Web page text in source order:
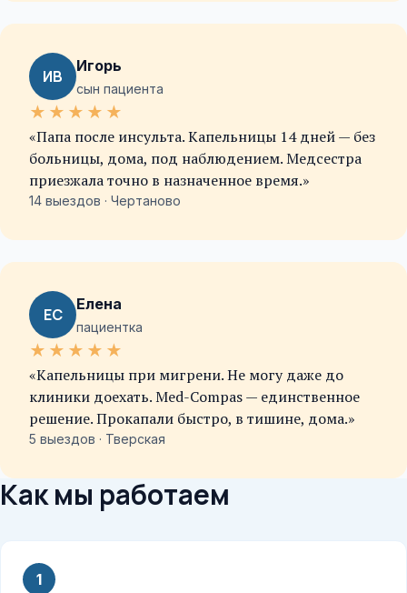
ИВ
Игорь
сын пациента
★ ★ ★ ★ ★
«Папа после инсульта. Капельницы 14 дней — без
больницы, дома, под наблюдением. Медсестра
приезжала точно в назначенное время.»
14 выездов · Чертаново
ЕС
Елена
пациентка
★ ★ ★ ★ ★
«Капельницы при мигрени. Не могу даже до
клиники доехать. Med-Compas — единственное
решение. Прокапали быстро, в тишине, дома.»
5 выездов · Тверская
Как мы работаем
1